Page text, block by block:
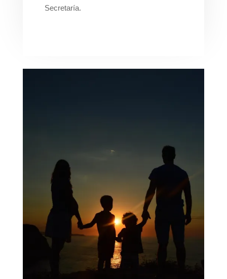
Secretaría.